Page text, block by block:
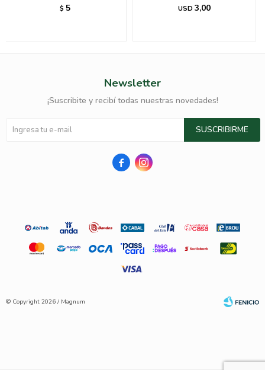
$ 5 USD 3,00
Newsletter
¡Suscribite y recibí todas nuestras novedades!
SUSCRIBIRME
 
© Copyright 2026 / Magnum